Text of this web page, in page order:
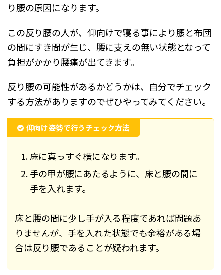
り腰の原因になります。
この反り腰の人が、仰向けで寝る事により腰と布団
の間にすき間が生じ、腰に支えの無い状態となって
負担がかかり腰痛が出てきます。
反り腰の可能性があるかどうかは、自分でチェック
する方法がありますのでぜひやってみてください。
仰向け姿勢で行うチェック方法
床に真っすぐ横になります。
手の甲が腰にあたるように、床と腰の間に
手を入れます。
床と腰の間に少し手が入る程度であれば問題あ
りませんが、手を入れた状態でも余裕がある場
合は反り腰であることが疑われます。